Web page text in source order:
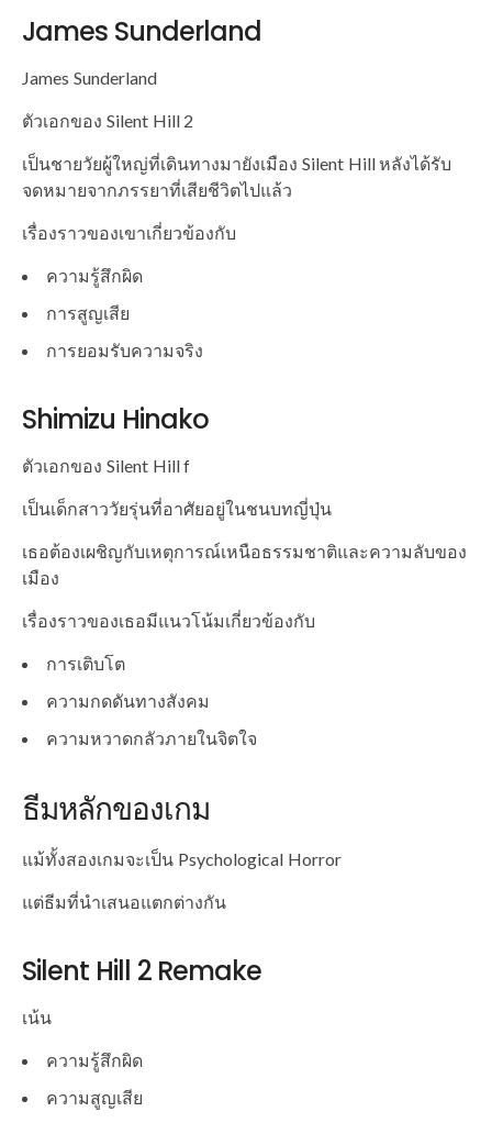
James Sunderland
James Sunderland
ตัวเอกของ Silent Hill 2
เป็นชายวัยผู้ใหญ่ที่เดินทางมายังเมือง Silent Hill หลังได้รับ
จดหมายจากภรรยาที่เสียชีวิตไปแล้ว
เรื่องราวของเขาเกี่ยวข้องกับ
ความรู้สึกผิด
การสูญเสีย
การยอมรับความจริง
Shimizu Hinako
ตัวเอกของ Silent Hill f
เป็นเด็กสาววัยรุ่นที่อาศัยอยู่ในชนบทญี่ปุ่น
เธอต้องเผชิญกับเหตุการณ์เหนือธรรมชาติและความลับของ
เมือง
เรื่องราวของเธอมีแนวโน้มเกี่ยวข้องกับ
การเติบโต
ความกดดันทางสังคม
ความหวาดกลัวภายในจิตใจ
ธีมหลักของเกม
แม้ทั้งสองเกมจะเป็น Psychological Horror
แต่ธีมที่นำเสนอแตกต่างกัน
Silent Hill 2 Remake
เน้น
ความรู้สึกผิด
ความสูญเสีย